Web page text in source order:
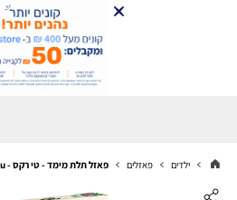
ילדים פאזלים פאזל תלת מימד - טי רקס - MierEdu